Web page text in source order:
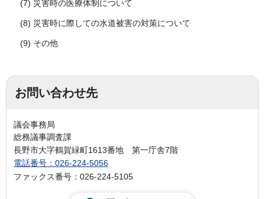
(7) 災害時の医療体制について
(8) 災害時に際しての水道被害の対策について
(9) その他
お問い合わせ先
議会事務局
総務議事調査課
長野市大字鶴賀緑町1613番地 第一庁舎7階
電話番号：026-224-5056
ファックス番号：026-224-5105